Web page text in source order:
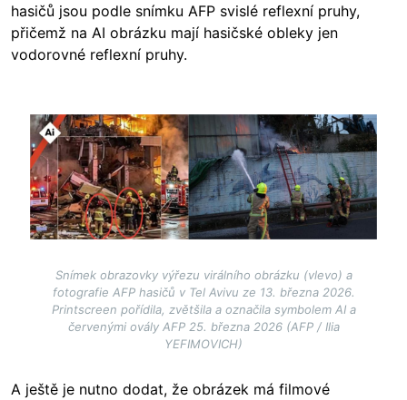
hasičů jsou podle snímku AFP svislé reflexní pruhy,
přičemž na AI obrázku mají hasičské obleky jen
vodorovné reflexní pruhy.
Image
Snímek obrazovky výřezu virálního obrázku (vlevo) a
fotografie AFP hasičů v Tel Avivu ze 13. března 2026.
Printscreen pořídila, zvětšila a označila symbolem AI a
červenými ovály AFP 25. března 2026 (AFP / Ilia
YEFIMOVICH)
A ještě je nutno dodat, že obrázek má filmové